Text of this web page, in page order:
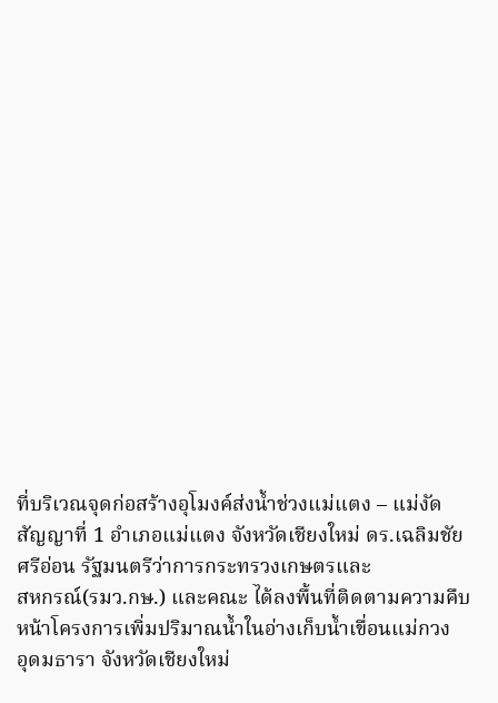
ที่บริเวณจุดก่อสร้างอุโมงค์ส่งน้ำช่วงแม่แตง – แม่งัด
สัญญาที่ 1 อําเภอแม่แตง จังหวัดเชียงใหม่ ดร.เฉลิมชัย
ศรีอ่อน รัฐมนตรีว่าการกระทรวงเกษตรและ
สหกรณ์(รมว.กษ.) และคณะ ได้ลงพื้นที่ติดตามความคืบ
หน้าโครงการเพิ่มปริมาณน้ำในอ่างเก็บน้ำเขื่อนแม่กวง
อุดมธารา จังหวัดเชียงใหม่